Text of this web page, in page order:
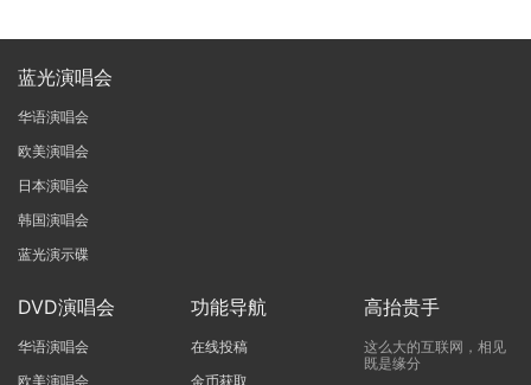
蓝光演唱会
华语演唱会
欧美演唱会
日本演唱会
韩国演唱会
蓝光演示碟
DVD演唱会
华语演唱会
欧美演唱会
功能导航
在线投稿
金币获取
高抬贵手
这么大的互联网，相见
既是缘分